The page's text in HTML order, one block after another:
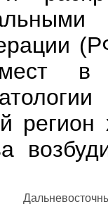
в
регион